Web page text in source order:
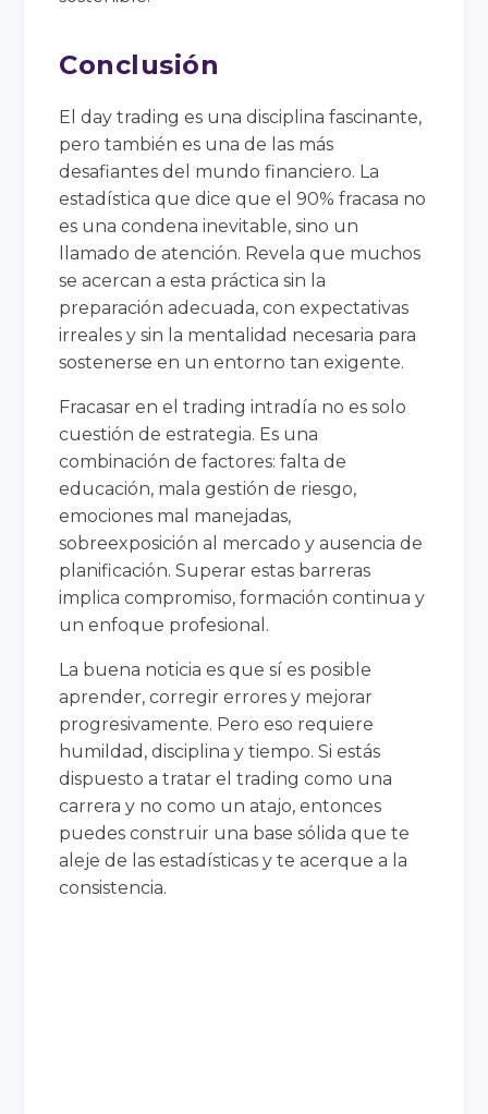
Conclusión
El day trading es una disciplina fascinante,
pero también es una de las más
desafiantes del mundo financiero. La
estadística que dice que el 90% fracasa no
es una condena inevitable, sino un
llamado de atención. Revela que muchos
se acercan a esta práctica sin la
preparación adecuada, con expectativas
irreales y sin la mentalidad necesaria para
sostenerse en un entorno tan exigente.
Fracasar en el trading intradía no es solo
cuestión de estrategia. Es una
combinación de factores: falta de
educación, mala gestión de riesgo,
emociones mal manejadas,
sobreexposición al mercado y ausencia de
planificación. Superar estas barreras
implica compromiso, formación continua y
un enfoque profesional.
La buena noticia es que sí es posible
aprender, corregir errores y mejorar
progresivamente. Pero eso requiere
humildad, disciplina y tiempo. Si estás
dispuesto a tratar el trading como una
carrera y no como un atajo, entonces
puedes construir una base sólida que te
aleje de las estadísticas y te acerque a la
consistencia.